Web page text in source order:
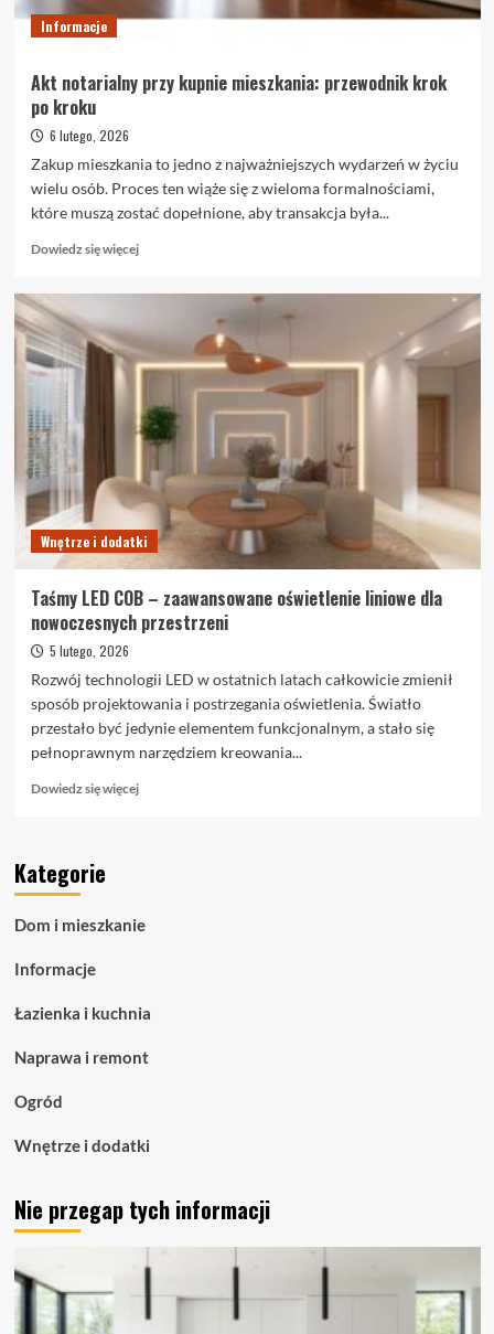
je
Informacje
Akt notarialny przy kupnie mieszkania: przewodnik krok
po kroku
6 lutego, 2026
Zakup mieszkania to jedno z najważniejszych wydarzeń w życiu
wielu osób. Proces ten wiąże się z wieloma formalnościami,
które muszą zostać dopełnione, aby transakcja była...
Dowiedz się więcejDowiedz
Akt
notarialny
przy
mieszkania:
przewodnik
po
kroku
Wnętrze i dodatki
Taśmy LED COB – zaawansowane oświetlenie liniowe dla
nowoczesnych przestrzeni
5 lutego, 2026
Rozwój technologii LED w ostatnich latach całkowicie zmienił
sposób projektowania i postrzegania oświetlenia. Światło
przestało być jedynie elementem funkcjonalnym, a stało się
pełnoprawnym narzędziem kreowania...
Dowiedz się więcejDowiedz
–
dla
przestrzeni
Kategorie
Dom i mieszkanie
Informacje
Łazienka i kuchnia
Naprawa i remont
Ogród
Wnętrze i dodatki
Nie przegap tych informacji